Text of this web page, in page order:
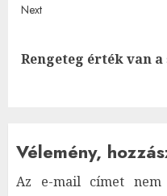
Next
Next
post:
Rengeteg érték van
Vélemény,
Az e-mail címet nem